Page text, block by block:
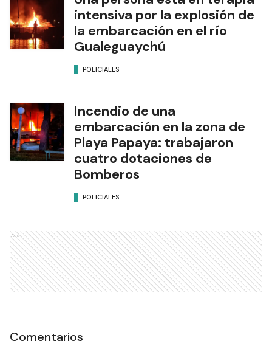
intensiva por la explosión de
la embarcación en el río
Gualeguaychú
POLICIALES
Incendio de una
embarcación en la zona de
Playa Papaya: trabajaron
cuatro dotaciones de
Bomberos
POLICIALES
Ads
Comentarios